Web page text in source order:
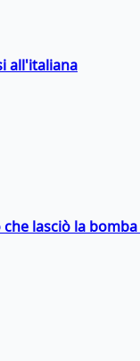
all'italiana
lasciò la